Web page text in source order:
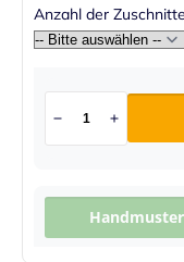
Anzahl der